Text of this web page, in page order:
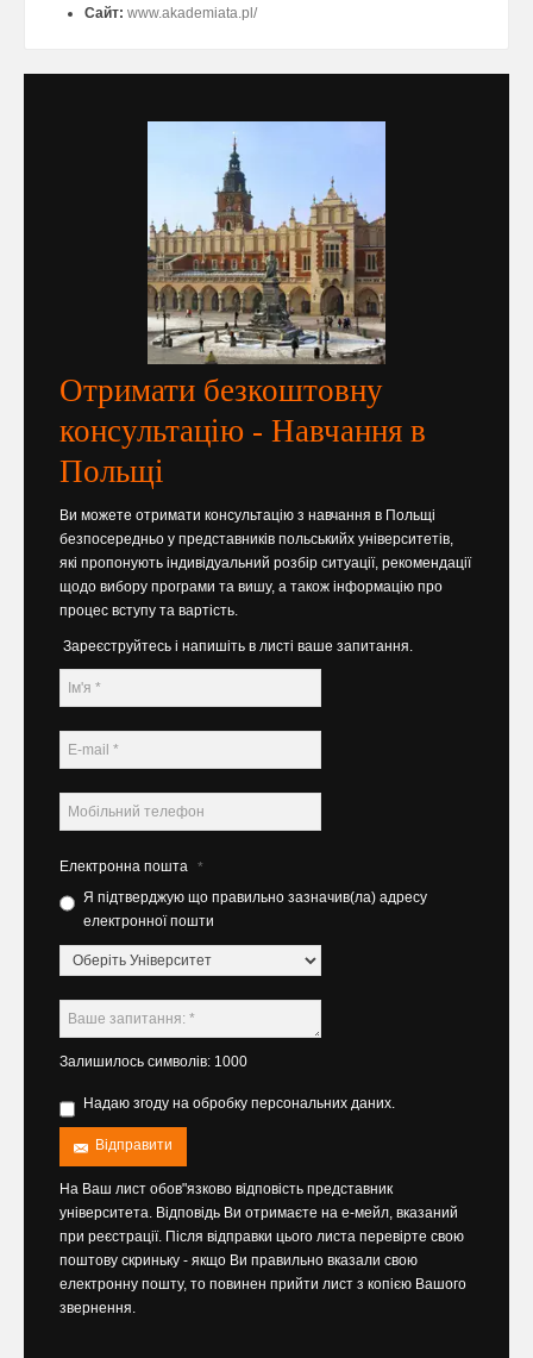
Сайт: www.akademiata.pl/
Отримати безкоштовну
консультацію - Навчання в
Польщі
Ви можете отримати консультацію з навчання в Польщі
безпосередньо у представників польськийх університетів,
які пропонують індивідуальний розбір ситуації, рекомендації
щодо вибору програми та вишу, а також інформацію про
процес вступу та вартість.
Зареєструйтесь і напишіть в листі ваше запитання.
Електронна пошта *
Я підтверджую що правильно зазначив(ла) адресу
електронної пошти
Залишилось символів: 1000
Надаю згоду на обробку персональних даних.
Відправити
На Ваш лист обов"язково відповість представник
університета. Відповідь Ви отримаєте на е-мейл, вказаний
при реєстрації. Після відправки цього листа перевірте свою
поштову скриньку - якщо Ви правильно вказали свою
електронну пошту, то повинен прийти лист з копією Вашого
звернення.